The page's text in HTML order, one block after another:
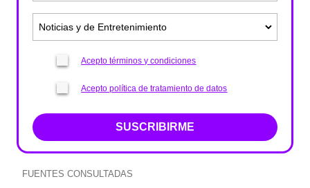
Acepto términos y condiciones
Acepto política de tratamiento de datos
SUSCRIBIRME
FUENTES CONSULTADAS